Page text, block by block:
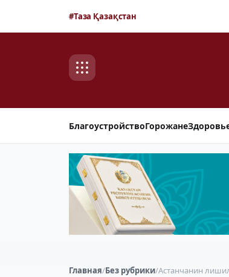
#Таза Қазақстан
БлагоустройствоГорожане
Главная/Без рубрики/Астанчанин